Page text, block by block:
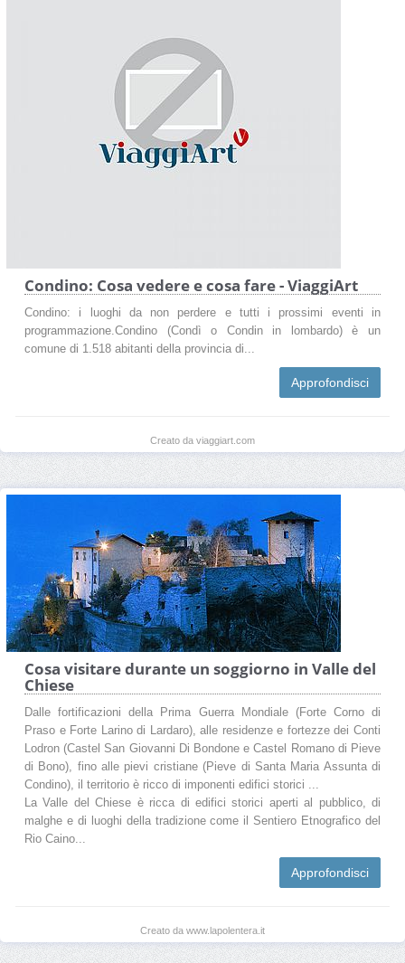
Condino: Cosa vedere e cosa fare - ViaggiArt
Condino: i luoghi da non perdere e tutti i prossimi eventi in
programmazione.Condino (Condì o Condin in lombardo) è un
comune di 1.518 abitanti della provincia di...
Approfondisci
Creato da viaggiart.com
Cosa visitare durante un soggiorno in Valle del
Chiese
Dalle fortificazioni della Prima Guerra Mondiale (Forte Corno di
Praso e Forte Larino di Lardaro), alle residenze e fortezze dei Conti
Lodron (Castel San Giovanni Di Bondone e Castel Romano di Pieve
di Bono), fino alle pievi cristiane (Pieve di Santa Maria Assunta di
Condino), il territorio è ricco di imponenti edifici storici ...
La Valle del Chiese è ricca di edifici storici aperti al pubblico, di
malghe e di luoghi della tradizione come il Sentiero Etnografico del
Rio Caino...
Approfondisci
Creato da www.lapolentera.it